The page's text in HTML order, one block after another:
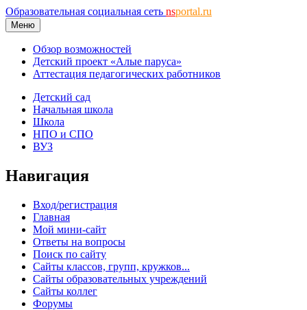
Образовательная социальная сеть nsportal.ru
Меню
Обзор возможностей
Детский проект «Алые паруса»
Аттестация педагогических работников
Детский сад
Начальная школа
Школа
НПО и СПО
ВУЗ
Навигация
Вход/регистрация
Главная
Мой мини-сайт
Ответы на вопросы
Поиск по сайту
Сайты классов, групп, кружков...
Сайты образовательных учреждений
Сайты коллег
Форумы